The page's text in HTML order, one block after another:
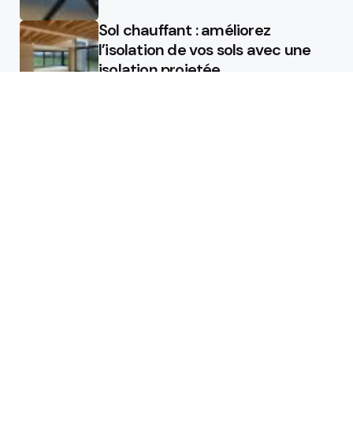
Sol chauffant : améliorez
l’isolation de vos sols avec une
isolation projetée